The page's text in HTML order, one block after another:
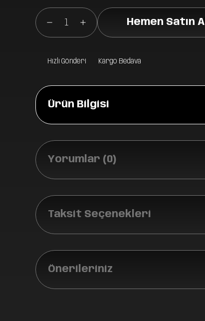
Hemen Satın Al
Hızlı Gönderi Kargo Bedava
Ürün Bilgisi
Yorumlar (0)
Taksit Seçenekleri
Önerileriniz